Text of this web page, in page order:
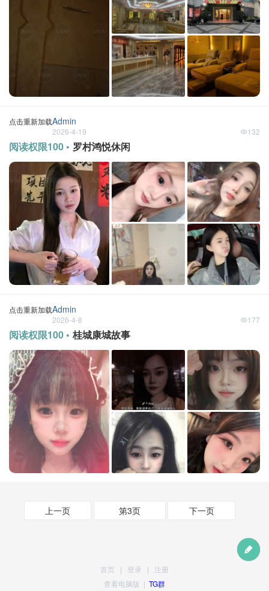
点击重新加载Admin
2026-4-19 132
阅读权限100 • 罗村鸿悦休闲
点击重新加载Admin
2026-4-8 177
阅读权限100 • 桂城康城故事
上一页 第3页 下一页
首页 | 登录 | 注册
查看电脑版 | TG群